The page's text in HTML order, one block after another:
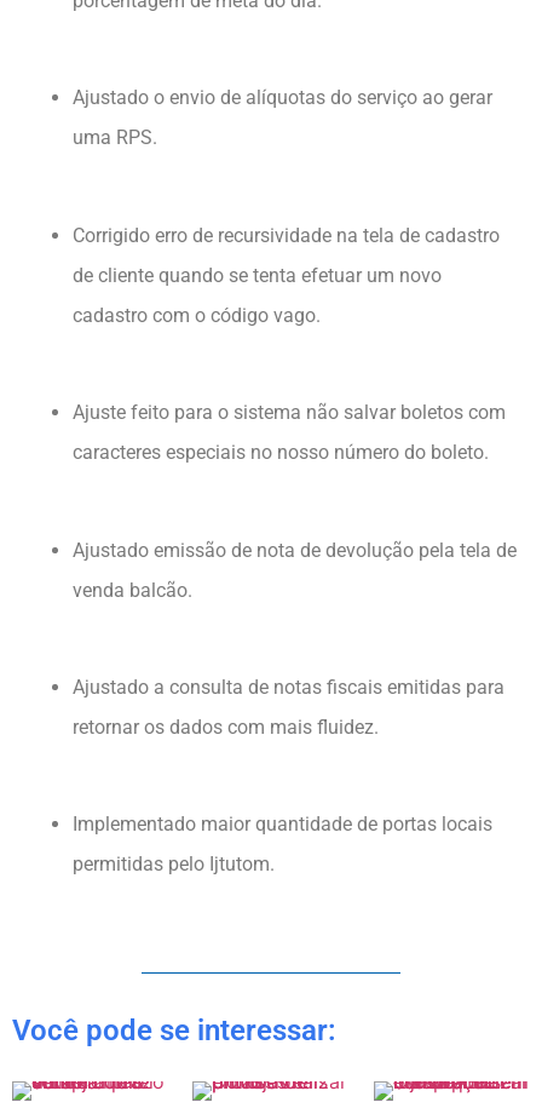
Ajustado o envio de alíquotas do serviço ao gerar
uma RPS.
Corrigido erro de recursividade na tela de cadastro
de cliente quando se tenta efetuar um novo
cadastro com o código vago.
Ajuste feito para o sistema não salvar boletos com
caracteres especiais no nosso número do boleto.
Ajustado emissão de nota de devolução pela tela de
venda balcão.
Ajustado a consulta de notas fiscais emitidas para
retornar os dados com mais fluidez.
Implementado maior quantidade de portas locais
permitidas pelo Ijtutom.
Você pode se interessar: